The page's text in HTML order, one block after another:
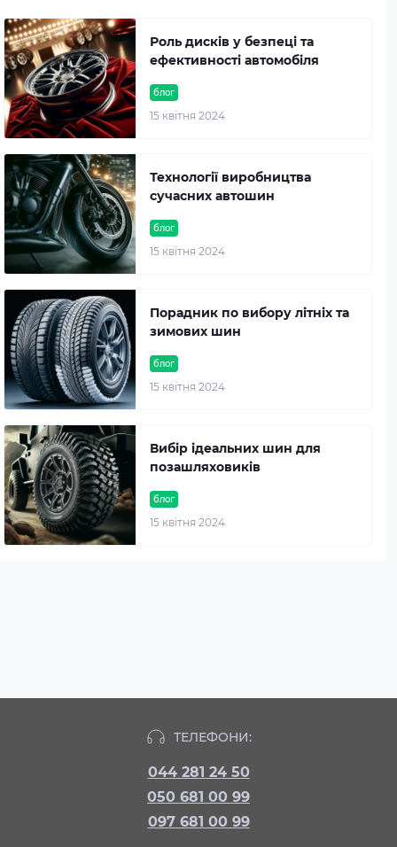
блог
15 квітня 2024
Роль дисків у безпеці та
ефективності автомобіля
блог
15 квітня 2024
Технології виробництва
сучасних автошин
блог
15 квітня 2024
Порадник по вибору літніх та
зимових шин
блог
15 квітня 2024
Вибір ідеальних шин для
позашляховиків
ТЕЛЕФОНИ:
044 281 24 50
050 681 00 99
097 681 00 99